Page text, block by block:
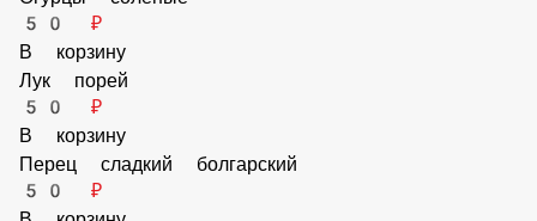
Маслины
50 ₽
В корзину
Огурцы соленые
50 ₽
В корзину